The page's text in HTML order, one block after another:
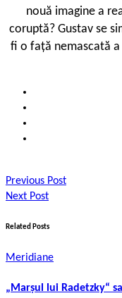
nouă imagine a
coruptă? Gustav se
fi o față nemascată
Previous Post
Next Post
Related Posts
Meridiane
„Marşul lui Radetzky“